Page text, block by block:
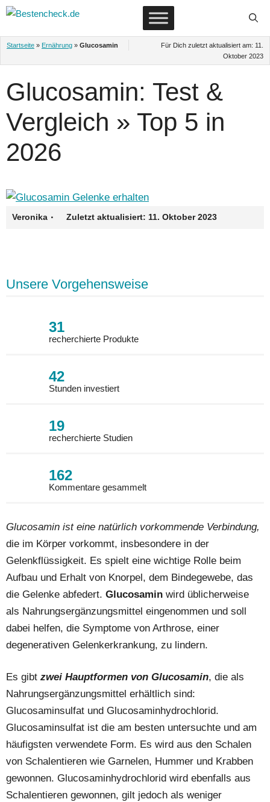
Zum
springen
Startseite » Ernährung » Glucosamin Für Dich zuletzt aktualisiert am: 11.
Oktober 2023
Glucosamin: Test &
Vergleich » Top 5 in
2026
Veronika · Zuletzt aktualisiert: 11. Oktober 2023
Unsere Vorgehensweise
31
recherchierte Produkte
42
Stunden investiert
19
recherchierte Studien
162
Kommentare gesammelt
Glucosamin ist eine natürlich vorkommende Verbindung,
die im Körper vorkommt, insbesondere in der
Gelenkflüssigkeit. Es spielt eine wichtige Rolle beim
Aufbau und Erhalt von Knorpel, dem Bindegewebe, das
die Gelenke abfedert. Glucosamin wird üblicherweise
als Nahrungsergänzungsmittel eingenommen und soll
dabei helfen, die Symptome von Arthrose, einer
degenerativen Gelenkerkrankung, zu lindern.
Es gibt zwei Hauptformen von Glucosamin, die als
Nahrungsergänzungsmittel erhältlich sind:
Glucosaminsulfat und Glucosaminhydrochlorid.
Glucosaminsulfat ist die am besten untersuchte und am
häufigsten verwendete Form. Es wird aus den Schalen
von Schalentieren wie Garnelen, Hummer und Krabben
gewonnen. Glucosaminhydrochlorid wird ebenfalls aus
Schalentieren gewonnen, gilt jedoch als weniger